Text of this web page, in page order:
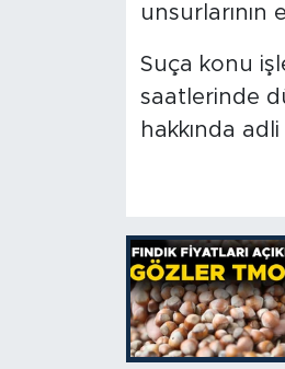
Suça konu
saatlerinde
hakkında